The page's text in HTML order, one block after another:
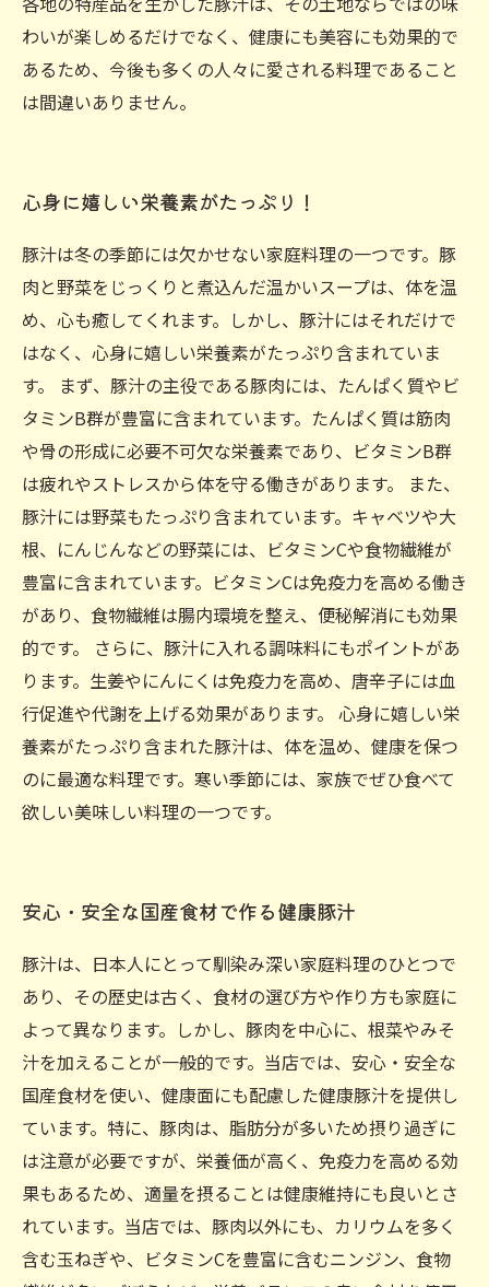
わいが楽しめるだけでなく、健康にも美容にも効果的で
あるため、今後も多くの人々に愛される料理であること
は間違いありません。
心身に嬉しい栄養素がたっぷり！
豚汁は冬の季節には欠かせない家庭料理の一つです。豚
肉と野菜をじっくりと煮込んだ温かいスープは、体を温
め、心も癒してくれます。しかし、豚汁にはそれだけで
はなく、心身に嬉しい栄養素がたっぷり含まれていま
す。 まず、豚汁の主役である豚肉には、たんぱく質やビ
タミンB群が豊富に含まれています。たんぱく質は筋肉
や骨の形成に必要不可欠な栄養素であり、ビタミンB群
は疲れやストレスから体を守る働きがあります。 また、
豚汁には野菜もたっぷり含まれています。キャベツや大
根、にんじんなどの野菜には、ビタミンCや食物繊維が
豊富に含まれています。ビタミンCは免疫力を高める働き
があり、食物繊維は腸内環境を整え、便秘解消にも効果
的です。 さらに、豚汁に入れる調味料にもポイントがあ
ります。生姜やにんにくは免疫力を高め、唐辛子には血
行促進や代謝を上げる効果があります。 心身に嬉しい栄
養素がたっぷり含まれた豚汁は、体を温め、健康を保つ
のに最適な料理です。寒い季節には、家族でぜひ食べて
欲しい美味しい料理の一つです。
安心・安全な国産食材で作る健康豚汁
豚汁は、日本人にとって馴染み深い家庭料理のひとつで
あり、その歴史は古く、食材の選び方や作り方も家庭に
よって異なります。しかし、豚肉を中心に、根菜やみそ
汁を加えることが一般的です。当店では、安心・安全な
国産食材を使い、健康面にも配慮した健康豚汁を提供し
ています。特に、豚肉は、脂肪分が多いため摂り過ぎに
は注意が必要ですが、栄養価が高く、免疫力を高める効
果もあるため、適量を摂ることは健康維持にも良いとさ
れています。当店では、豚肉以外にも、カリウムを多く
含む玉ねぎや、ビタミンCを豊富に含むニンジン、食物